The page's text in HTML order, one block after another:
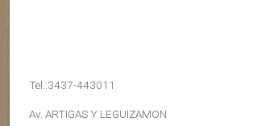
Tel.:3437-443011
Av. ARTIGAS Y LEGUIZAMON